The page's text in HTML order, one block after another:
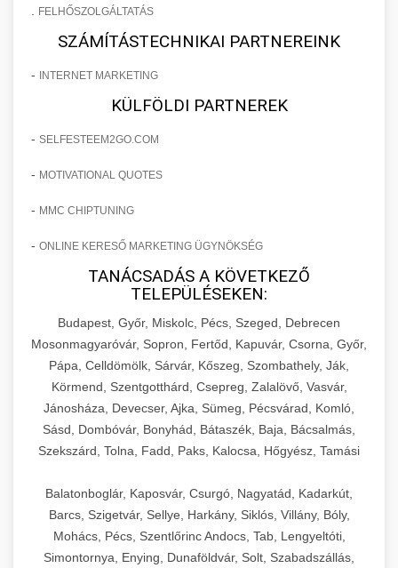
FELHŐSZOLGÁLTATÁS
SZÁMÍTÁSTECHNIKAI PARTNEREINK
- INTERNET MARKETING
KÜLFÖLDI PARTNEREK
- SELFESTEEM2GO.COM
- MOTIVATIONAL QUOTES
- MMC CHIPTUNING
- ONLINE KERESŐ MARKETING ÜGYNÖKSÉG
TANÁCSADÁS A KÖVETKEZŐ
TELEPÜLÉSEKEN:
Budapest, Győr, Miskolc, Pécs, Szeged, Debrecen
Mosonmagyaróvár, Sopron, Fertőd, Kapuvár, Csorna, Győr,
Pápa, Celldömölk, Sárvár, Kőszeg, Szombathely, Ják,
Körmend, Szentgotthárd, Csepreg, Zalalövő, Vasvár,
Jánosháza, Devecser, Ajka, Sümeg, Pécsvárad, Komló,
Sásd, Dombóvár, Bonyhád, Bátaszék, Baja, Bácsalmás,
Szekszárd, Tolna, Fadd, Paks, Kalocsa, Hőgyész, Tamási
Balatonboglár, Kaposvár, Csurgó, Nagyatád, Kadarkút,
Barcs, Szigetvár, Sellye, Harkány, Siklós, Villány, Bóly,
Mohács, Pécs, Szentlőrinc Andocs, Tab, Lengyeltóti,
Simontornya, Enying, Dunaföldvár, Solt, Szabadszállás,